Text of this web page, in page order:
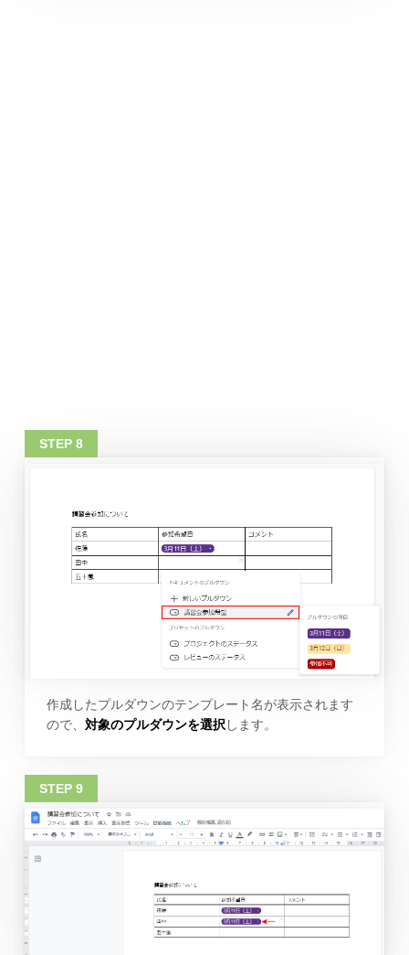
作成したプルダウンのテンプレート名が表示されます
ので、 対象のプルダウンを選択します。